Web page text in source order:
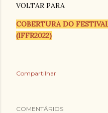
VOLTAR PARA
COBERTURA DO
(IFFR2022)
Compartilhar
COMENTÁRIOS